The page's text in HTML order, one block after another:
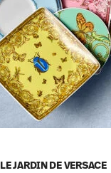
LE JARDIN DE VERSACE